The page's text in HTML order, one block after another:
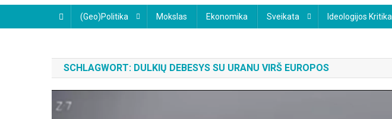
(Geo)Politika Mokslas Ekonomika Sveikata Ideologijos Kritika
SCHLAGWORT: DULKIŲ DEBESYS SU URANU VIRŠ EUROPOS